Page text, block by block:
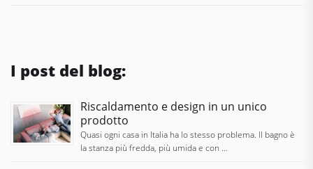
I post del blog:
Riscaldamento e design in un unico
prodotto
Quasi ogni casa in Italia ha lo stesso problema. Il bagno è
la stanza più fredda, più umida e con …